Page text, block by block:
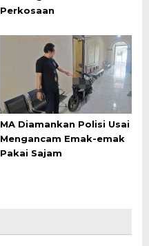
Perkosaan
MA Diamankan Polisi Usai
Mengancam Emak-emak
Pakai Sajam